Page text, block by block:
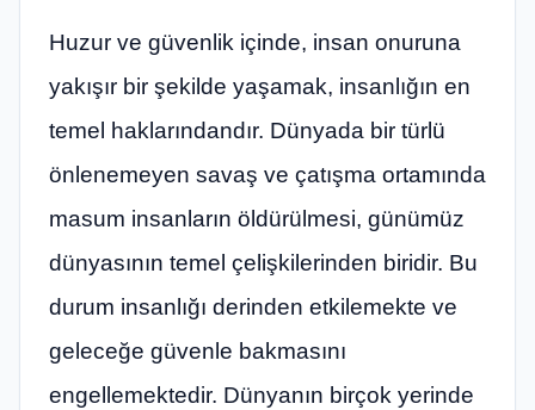
Huzur ve güvenlik içinde, insan onuruna
yakışır bir şekilde yaşamak, insanlığın en
temel haklarındandır. Dünyada bir türlü
önlenemeyen savaş ve çatışma ortamında
masum insanların öldürülmesi, günümüz
dünyasının temel çelişkilerinden biridir. Bu
durum insanlığı derinden etkilemekte ve
geleceğe güvenle bakmasını
engellemektedir. Dünyanın birçok yerinde